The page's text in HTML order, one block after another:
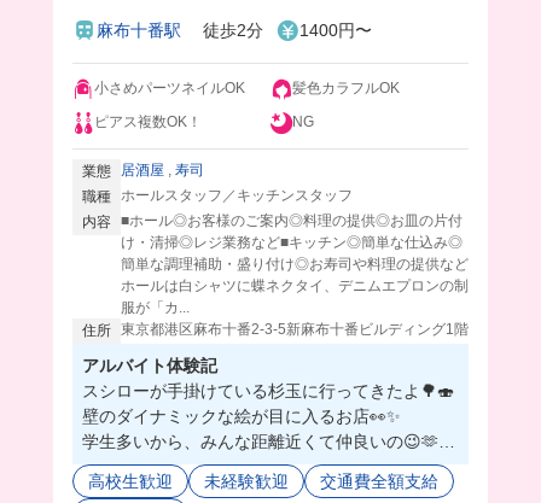
麻布十番駅 徒歩2分 1400円〜
小さめパーツネイルOK
髪色カラフルOK
ピアス複数OK！
NG
業態 居酒屋
寿司
職種
ホールスタッフ／キッチンスタッフ
内容 ■ホール◎お客様のご案内◎料理の提供◎お皿の片付
け・清掃◎レジ業務など■キッチン◎簡単な仕込み◎
簡単な調理補助・盛り付け◎お寿司や料理の提供など
ホールは白シャツに蝶ネクタイ、デニムエプロンの制
服が「カ...
住所 東京都港区麻布十番2-3-5新麻布十番ビルディング1階
アルバイト体験記
スシローが手掛けている杉玉に行ってきたよ🌳🍣
壁のダイナミックな絵が目に入るお店👀✨
学生多いから、みんな距離近くて仲良いの😉🫶
さすが有名店なだけあって、どれも新鮮なものを
取り扱ってて、賄いがまぁこりゃ美味い😳💕
高校生歓迎 未経験歓迎
交通費全額支給